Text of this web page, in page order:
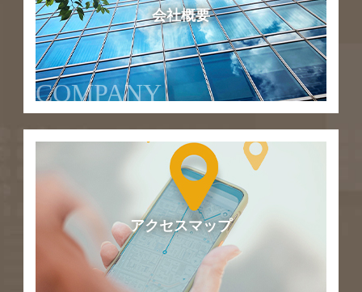
会社概要
COMPANY
アクセスマップ